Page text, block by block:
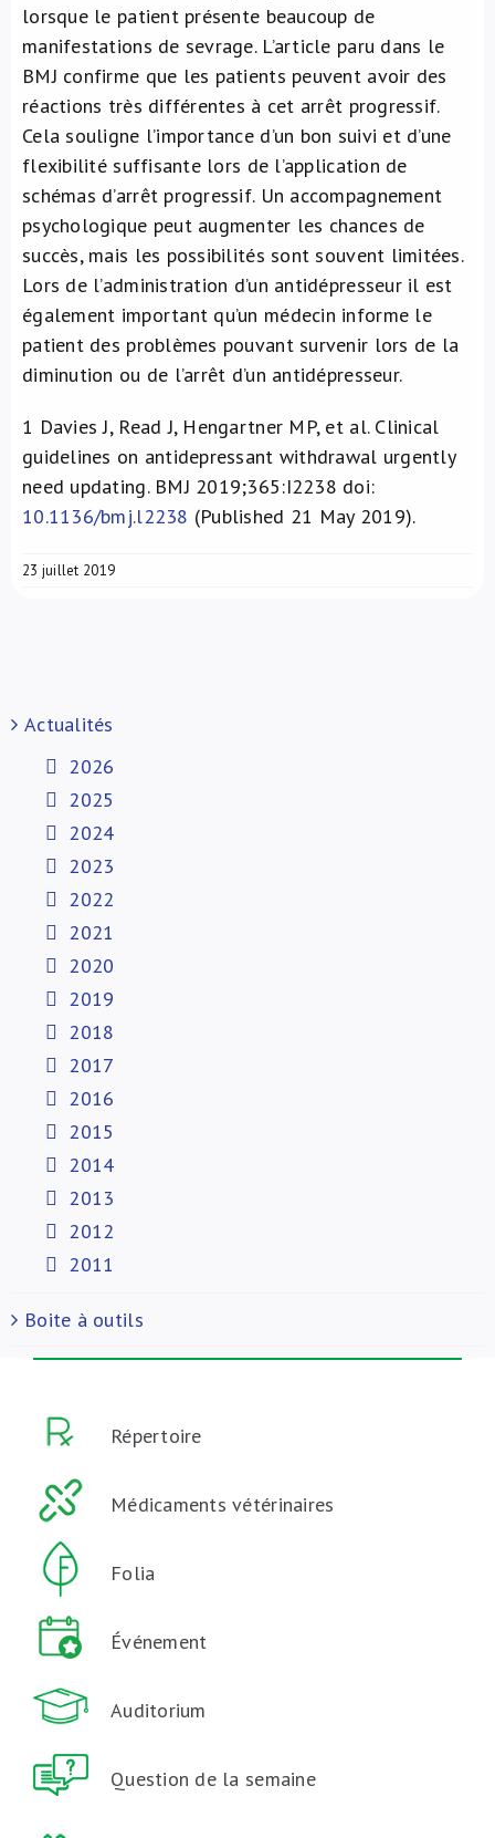
lorsque le patient présente beaucoup de
manifestations de sevrage. L’article paru dans le
BMJ confirme que les patients peuvent avoir des
réactions très différentes à cet arrêt progressif.
Cela souligne l’importance d’un bon suivi et d’une
flexibilité suffisante lors de l’application de
schémas d’arrêt progressif. Un accompagnement
psychologique peut augmenter les chances de
succès, mais les possibilités sont souvent limitées.
Lors de l’administration d’un antidépresseur il est
également important qu’un médecin informe le
patient des problèmes pouvant survenir lors de la
diminution ou de l’arrêt d’un antidépresseur.
1 Davies J, Read J, Hengartner MP, et al. Clinical
guidelines on antidepressant withdrawal urgently
need updating. BMJ 2019;365:I2238 doi:
10.1136/bmj.l2238 (Published 21 May 2019).
23 juillet 2019
Actualités
2026
2025
2024
2023
2022
2021
2020
2019
2018
2017
2016
2015
2014
2013
2012
2011
Boite à outils
Répertoire
Médicaments vétérinaires
Folia
Événement
Auditorium
Question de la semaine